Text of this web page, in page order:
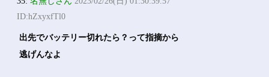
ID:hZxyxfTl0
出先でバッテリー切れたら？って指摘から
逃げんなよ